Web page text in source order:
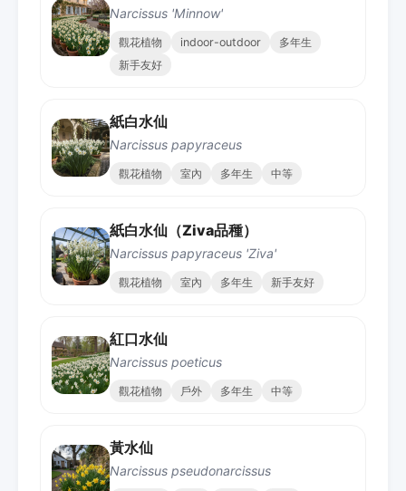
Narcissus 'Minnow'
觀花植物 indoor-outdoor
多年生
新手友好
紙白水仙
Narcissus papyraceus
觀花植物 室內 多年生 中等
紙白水仙（Ziva品種）
Narcissus papyraceus 'Ziva'
觀花植物 室內 多年生 新手友好
紅口水仙
Narcissus poeticus
觀花植物 戶外 多年生 中等
黃水仙
Narcissus pseudonarcissus